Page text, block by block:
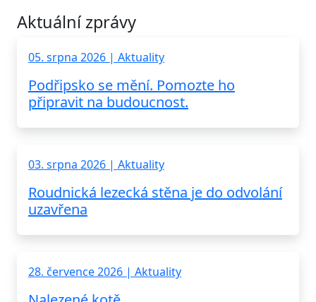
Aktuální zprávy
05. srpna 2026 | Aktuality
Podřipsko se mění. Pomozte ho
připravit na budoucnost.
03. srpna 2026 | Aktuality
Roudnická lezecká stěna je do odvolání
uzavřena
28. července 2026 | Aktuality